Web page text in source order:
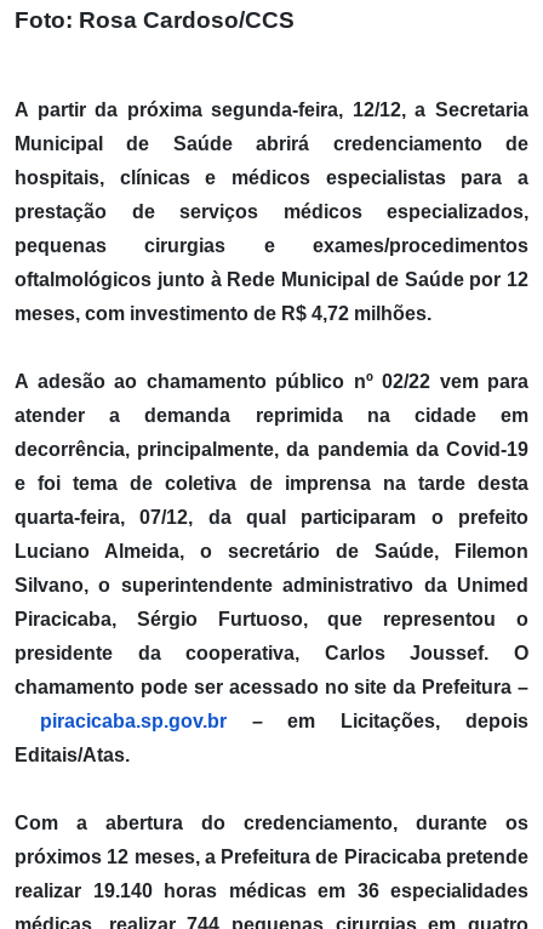
Foto: Rosa Cardoso/CCS
A partir da próxima segunda-feira, 12/12, a Secretaria
Municipal de Saúde abrirá credenciamento de
hospitais, clínicas e médicos especialistas para a
prestação de serviços médicos especializados,
pequenas cirurgias e exames/procedimentos
oftalmológicos junto à Rede Municipal de Saúde por 12
meses, com investimento de R$ 4,72 milhões.
A adesão ao chamamento público nº 02/22 vem para
atender a demanda reprimida na cidade em
decorrência, principalmente, da pandemia da Covid-19
e foi tema de coletiva de imprensa na tarde desta
quarta-feira, 07/12, da qual participaram o prefeito
Luciano Almeida, o secretário de Saúde, Filemon
Silvano, o superintendente administrativo da Unimed
Piracicaba, Sérgio Furtuoso, que representou o
presidente da cooperativa, Carlos Joussef. O
chamamento pode ser acessado no site da Prefeitura –
piracicaba.sp.gov.br– em Licitações, depois
Editais/Atas.
Com a abertura do credenciamento, durante os
próximos 12 meses, a Prefeitura de Piracicaba pretende
realizar 19.140 horas médicas em 36 especialidades
médicas, realizar 744 pequenas cirurgias em quatro